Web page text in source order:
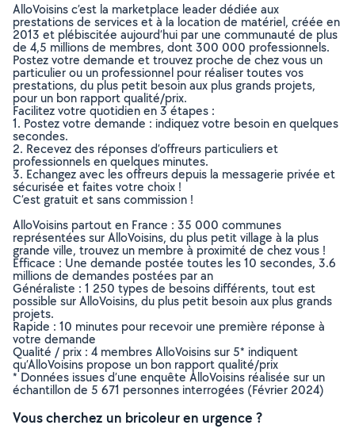
AlloVoisins c’est la marketplace leader dédiée aux
prestations de services et à la location de matériel, créée en
2013 et plébiscitée aujourd’hui par une communauté de plus
de 4,5 millions de membres, dont 300 000 professionnels.
Postez votre demande et trouvez proche de chez vous un
particulier ou un professionnel pour réaliser toutes vos
prestations, du plus petit besoin aux plus grands projets,
pour un bon rapport qualité/prix.
Facilitez votre quotidien en 3 étapes :
1. Postez votre demande : indiquez votre besoin en quelques
secondes.
2. Recevez des réponses d’offreurs particuliers et
professionnels en quelques minutes.
3. Echangez avec les offreurs depuis la messagerie privée et
sécurisée et faites votre choix !
C’est gratuit et sans commission !
AlloVoisins partout en France : 35 000 communes
représentées sur AlloVoisins, du plus petit village à la plus
grande ville, trouvez un membre à proximité de chez vous !
Efficace : Une demande postée toutes les 10 secondes, 3.6
millions de demandes postées par an
Généraliste : 1 250 types de besoins différents, tout est
possible sur AlloVoisins, du plus petit besoin aux plus grands
projets.
Rapide : 10 minutes pour recevoir une première réponse à
votre demande
Qualité / prix : 4 membres AlloVoisins sur 5* indiquent
qu’AlloVoisins propose un bon rapport qualité/prix
* Données issues d’une enquête AlloVoisins réalisée sur un
échantillon de 5 671 personnes interrogées (Février 2024)
Vous cherchez un bricoleur en urgence ?